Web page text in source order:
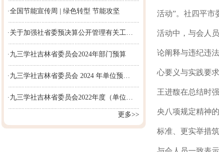
·全国节能宣传周 | 绿色转型 节能攻坚
·关于加强社省委预决算公开管理有关工…
·九三学社吉林省委员会2024年部门预算
·九三学社吉林省委员会 2024 年单位预…
·九三学社吉林省委员会2022年度（单位…
更多>>
活动”。社四平市
活动中，与会人
论阐释与违纪违
心要义与实践要
王进馥在总结时
央八项规定精神
标准、更实举措